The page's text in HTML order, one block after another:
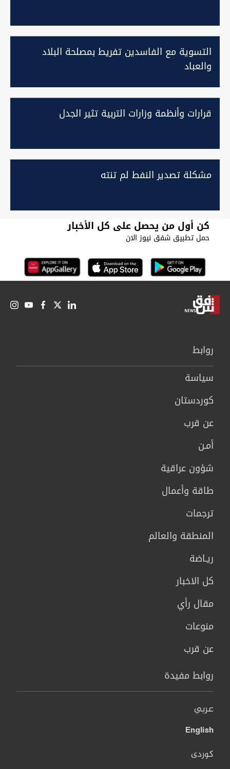
التسوية مع الفاسدين تفريط بمصلحة البلاد
والعباد
قرارات وأنظمة وزارات التربية تثير الجدل
مشكلة تصدير النفط لم تنته
كن أول من يحصل على كل الأخبار
حمل تطبيق شفق نيوز الان
روابط
سیاسة
كوردستان
عن قرب
أمـن
شؤون عراقية
طاقة وأعمال
ترجمات
المنطقة والعالم
ريـاضة
كل الاخبار
مقال رأي
منوعات
عن قرب
روابط مفيدة
عربي
English
کوردی